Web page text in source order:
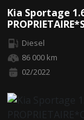
Kia Sportage
Diesel
86 000 km
02/2022